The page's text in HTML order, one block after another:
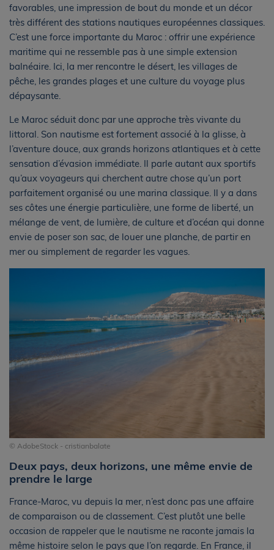
favorables, une impression de bout du monde et un décor
très différent des stations nautiques européennes classiques.
C’est une force importante du Maroc : offrir une expérience
maritime qui ne ressemble pas à une simple extension
balnéaire. Ici, la mer rencontre le désert, les villages de
pêche, les grandes plages et une culture du voyage plus
dépaysante.
Le Maroc séduit donc par une approche très vivante du
littoral. Son nautisme est fortement associé à la glisse, à
l’aventure douce, aux grands horizons atlantiques et à cette
sensation d’évasion immédiate. Il parle autant aux sportifs
qu’aux voyageurs qui cherchent autre chose qu’un port
parfaitement organisé ou une marina classique. Il y a dans
ses côtes une énergie particulière, une forme de liberté, un
mélange de vent, de lumière, de culture et d’océan qui donne
envie de poser son sac, de louer une planche, de partir en
mer ou simplement de regarder les vagues.
© AdobeStock - cristianbalate
Deux pays, deux horizons, une même envie de
prendre le large
France-Maroc, vu depuis la mer, n’est donc pas une affaire
de comparaison ou de classement. C’est plutôt une belle
occasion de rappeler que le nautisme ne raconte jamais la
même histoire selon le pays que l’on regarde. En France, il